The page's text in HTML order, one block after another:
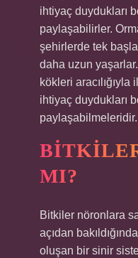
ihtiyaç duydukları
paylaşabilirler.
şehirlerde tek
daha uzun
kökleri
ihtiyaç duydukları
paylaşabilmeleridir.
MI?
Bitkiler nöronlara
açıdan
oluşan bir sinir